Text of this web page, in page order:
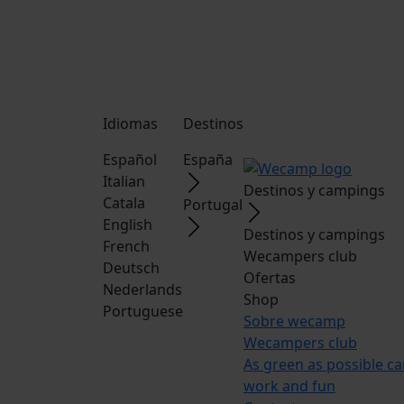
Idiomas
Español
Italian
Catala
English
French
Deutsch
Nederlands
Portuguese
Destinos
España
Portugal
Destinos y campings
Destinos y campings
Wecampers club
Ofertas
Shop
Sobre wecamp
Wecampers club
As green as possible
work and fun